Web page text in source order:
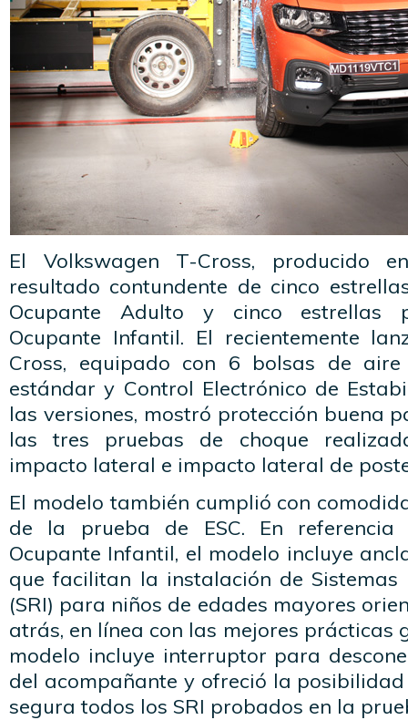
El Volkswagen T-Cross, producido
resultado contundente de cinco
Ocupante Adulto y cinco estrellas
Ocupante Infantil. El recientemente
Cross, equipado con 6 bolsas de aire
estándar y Control Electrónico de
las versiones, mostró protección buena
las tres pruebas de choque
impacto lateral e impacto lateral de
El modelo también cumplió con
de la prueba de ESC. En
Ocupante Infantil, el modelo incluye
que facilitan la instalación de Sistemas
(SRI) para niños de edades mayores
atrás, en línea con las mejores prácticas
modelo incluye interruptor para
del acompañante y ofreció la
segura todos los SRI probados en la